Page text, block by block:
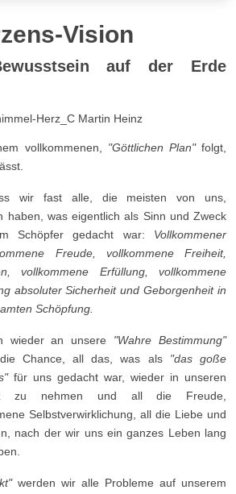
Vision
auf der Erde
vollkommenen, "Göttlichen Plan"folgt,
wir fast alle, die meisten von uns,
haben, was eigentlich als Sinn und Zweck
Schöpfer gedacht war: Vollkommener
Freude, vollkommene Freiheit,
vollkommene Erfüllung, vollkommene
absoluter Sicherheit und Geborgenheit in
Schöpfung.
wieder an unsere "Wahre Bestimmung"
Chance, all das, was als "das goße
für uns gedacht war, wieder in unseren
zu nehmen und all die Freude,
Selbstverwirklichung, all die Liebe und
nach der wir uns ein ganzes Leben lang
werden wir alle Probleme auf unserem